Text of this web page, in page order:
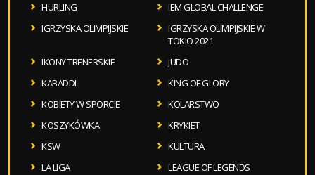
HURLING
IEM GLOBAL CHALLENGE
IGRZYSKA OLIMPIJSKIE
IGRZYSKA OLIMPIJSKIE W
TOKIO 2021
IKONY TRENERSKIE
JUDO
KABADDI
KING OF GLORY
KOBIETY W SPORCIE
KOLARSTWO
KOSZYKÓWKA
KRYKIET
KSW
KULTURA
LA LIGA
LEAGUE OF LEGENDS